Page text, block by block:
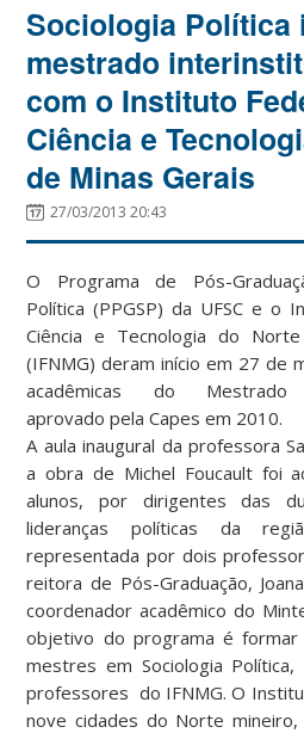
Sociologia Política
mestrado
com o Instituto
Ciência e
de Minas Gerais
27/03/2013 20:43
O Programa de Pós-
Política (PPGSP) da UFSC e o
Ciência e Tecnologia do
(IFNMG) deram início em 27 de
acadêmicas do Mestrado
aprovado pela Capes em 2010.
A aula inaugural da professora
a obra de Michel Foucault foi
alunos, por dirigentes das
lideranças políticas da
representada por dois
reitora de Pós-Graduação,
coordenador acadêmico do
objetivo do programa é
mestres em Sociologia
professores do IFNMG. O
nove cidades do Norte